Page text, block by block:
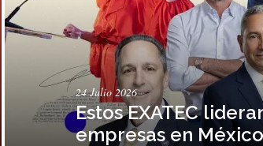
24 Julio 2026
Estos EXATEC
empresas en